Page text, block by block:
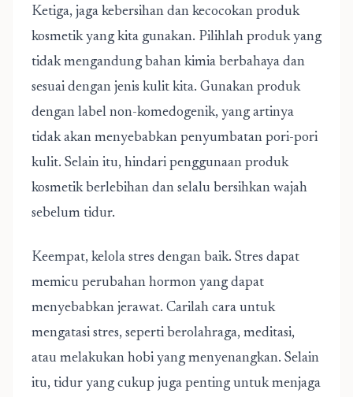
Ketiga, jaga kebersihan dan kecocokan produk
kosmetik yang kita gunakan. Pilihlah produk yang
tidak mengandung bahan kimia berbahaya dan
sesuai dengan jenis kulit kita. Gunakan produk
dengan label non-komedogenik, yang artinya
tidak akan menyebabkan penyumbatan pori-pori
kulit. Selain itu, hindari penggunaan produk
kosmetik berlebihan dan selalu bersihkan wajah
sebelum tidur.
Keempat, kelola stres dengan baik. Stres dapat
memicu perubahan hormon yang dapat
menyebabkan jerawat. Carilah cara untuk
mengatasi stres, seperti berolahraga, meditasi,
atau melakukan hobi yang menyenangkan. Selain
itu, tidur yang cukup juga penting untuk menjaga